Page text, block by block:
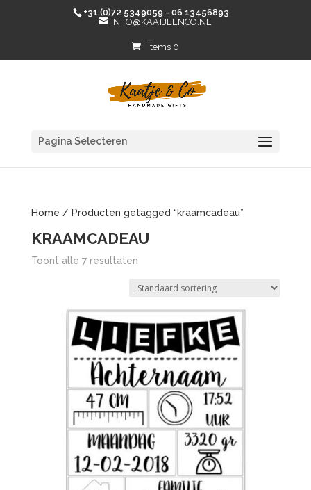
+31 (0)72 5349059 - 06 13456893
INFO@KAATJEENCO.NL
Items 0
Pagina Selecteren
Home / Producten getagged “kraamcadeau”
KRAAMCADEAU
Toont alle 7 resultaten